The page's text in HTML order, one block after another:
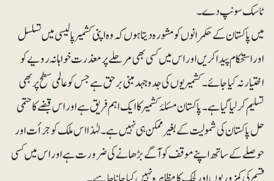
ٹاسک سونپ دے۔
میں پاکستان کے حکمرانوں کو مشورہ دیتا ہوں کہ وہ اپنی کشمیر پالیسی میں تسلسل
اور استحکام پیدا کریں اور اس میں کسی بھی مرحلے پر معذرت خواہانہ رویے کو
اختیار نہ کیا جائے۔ کشمیریوں کی جدوجہد مبنی بر حق ہے جس کو عالمی سطح پر بھی
تسلیم کر لیا گیا ہے۔ پاکستان مسئلۂ کشمیر کا ایک اہم فریق ہے اور اس قبضے کا حتمی
حل پاکستان کی شمولیت کے بغیر ممکن ہی نہیں ہے۔ لہٰذا اس ملک کو جرأت اور
حوصلے کے ساتھ اپنے موقف کو آگے بڑھانے کی ضرورت ہے اور اس میں کسی